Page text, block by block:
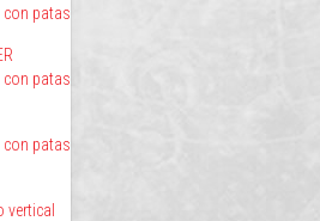
con patas
con patas
con patas
vertical